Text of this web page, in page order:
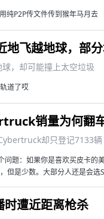
纯P2P传文件传到猴年马月去
地飞越地球，部
，却可能撞上太空垃圾
道了哎
销量为何翻
却只登记7133辆
问题：如果你是喜欢买皮卡的
但是少数。大部分人还是会选
时遭近距离枪杀